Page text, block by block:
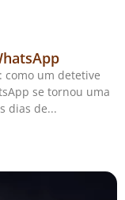
como um detetive
se tornou uma
dias de